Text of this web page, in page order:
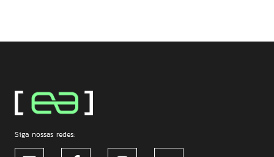
Siga nossas redes: